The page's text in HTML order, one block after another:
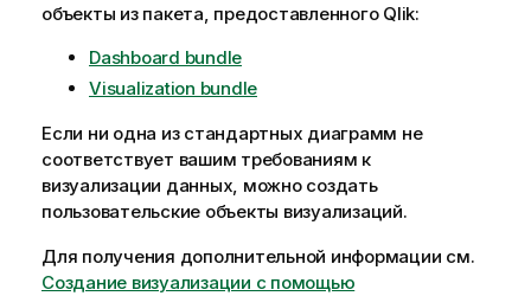
объекты из пакета, предоставленного Qlik:
Dashboard bundle
Visualization bundle
Если ни одна из стандартных диаграмм не
соответствует вашим требованиям к
визуализации данных, можно создать
пользовательские объекты визуализаций.
Для получения дополнительной информации см.
Создание визуализации с помощью